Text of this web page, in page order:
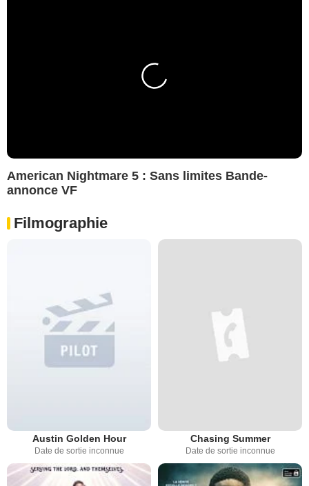
American Nightmare 5 : Sans limites Bande-
annonce VF
Filmographie
Austin Golden Hour
Date de sortie inconnue
Chasing Summer
Date de sortie inconnue